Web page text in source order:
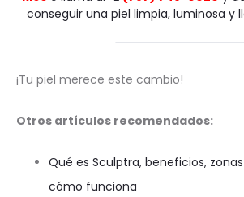
conseguir una piel limpia, luminosa y
¡Tu piel merece este cambio!
Otros artículos recomendados:
Qué es Sculptra, beneficios,
cómo funciona